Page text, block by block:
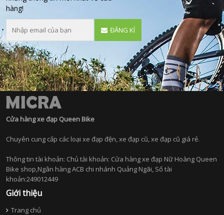
hàng!
ĐĂNG KÍ
Cửa hàng xe đạp Queen Bike
Chuyên cung cấp các loại xe đạp đện, xe đạp cũ, xe đạp cũ giá rẻ.
Thông tin tài khoản: Chủ tài khoản: Cửa hàng xe đạp Nữ Hoàng Queen
Bike shop,Ngân hàng ACB chi nhánh Quảng Ngãi, Số tài
khoản:249012449
Giới thiệu
Trang chủ